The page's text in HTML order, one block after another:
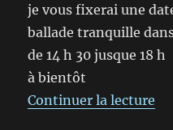
je vous fixerai une
ballade tranquille
de 14 h 30 jusque 18 h
à bientôt
Continuer la lecture